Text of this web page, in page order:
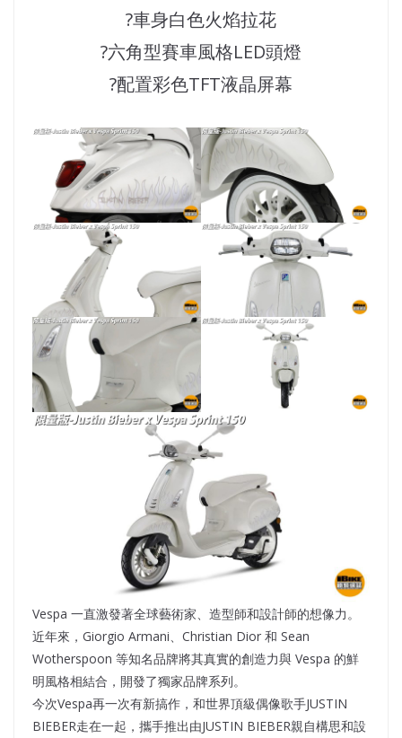
?車身白色火焰拉花
?六角型賽車風格LED頭燈
?配置彩色TFT液晶屏幕
Vespa 一直激發著全球藝術家、造型師和設計師的想像力。
近年來，Giorgio Armani、Christian Dior 和 Sean
Wotherspoon 等知名品牌將其真實的創造力與 Vespa 的鮮
明風格相結合，開發了獨家品牌系列。
今次Vespa再一次有新搞作，和世界頂級偶像歌手JUSTIN
BIEBER走在一起，攜手推出由JUSTIN BIEBER親自構思和設